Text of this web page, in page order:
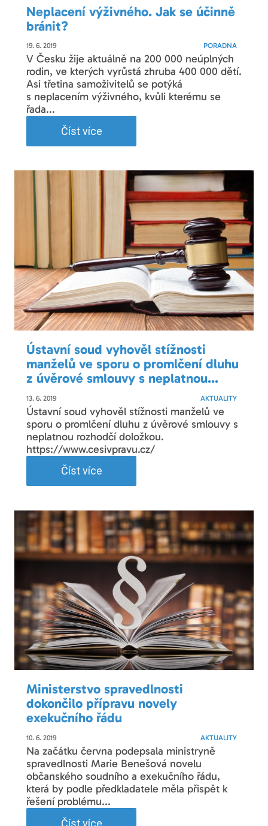
Neplacení výživného. Jak se účinně
bránit?
19. 6. 2019 PORADNA
V Česku žije aktuálně na 200 000 neúplných
rodin, ve kterých vyrůstá zhruba 400 000 dětí.
Asi třetina samoživitelů se potýká
s neplacením výživného, kvůli kterému se
řada...
Číst více
Ústavní soud vyhověl stížnosti
manželů ve sporu o promlčení dluhu
z úvěrové smlouvy s neplatnou...
13. 6. 2019 AKTUALITY
Ústavní soud vyhověl stížnosti manželů ve
sporu o promlčení dluhu z úvěrové smlouvy s
neplatnou rozhodčí doložkou.
https://www.cesivpravu.cz/
Číst více
Ministerstvo spravedlnosti
dokončilo přípravu novely
exekučního řádu
10. 6. 2019 AKTUALITY
Na začátku června podepsala ministryně
spravedlnosti Marie Benešová novelu
občanského soudního a exekučního řádu,
která by podle předkladatele měla přispět k
řešení problému...
Číst více